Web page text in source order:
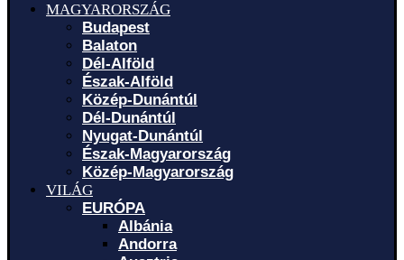
MAGYARORSZÁG
Budapest
Balaton
Dél-Alföld
Észak-Alföld
Közép-Dunántúl
Dél-Dunántúl
Nyugat-Dunántúl
Észak-Magyarország
Közép-Magyarország
VILÁG
EURÓPA
Albánia
Andorra